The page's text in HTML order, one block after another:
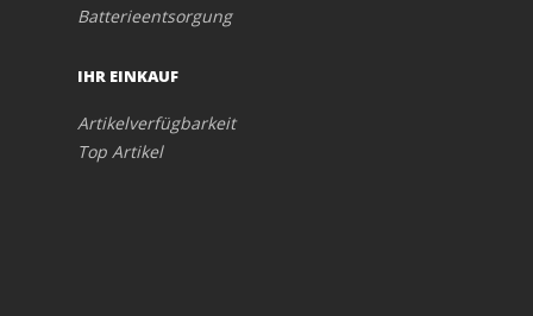
Batterieentsorgung
IHR EINKAUF
Artikelverfügbarkeit
Top Artikel